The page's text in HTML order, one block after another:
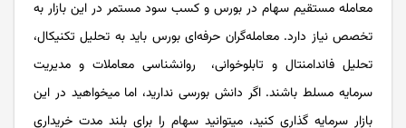
معامله مستقیم سهام در بورس و کسب سود مستمر در این بازار به
تخصص نیاز دارد. معامله‌گران حرفه‌ای بورس باید به تحلیل تکنیکال،
تحلیل فاندامنتال و تابلوخوانی، روانشناسی معاملات و مدیریت
سرمایه مسلط باشند. اگر دانش بورسی ندارید، اما میخواهید در این
بازار سرمایه گذاری کنید، میتوانید سهام را برای بلند مدت خریداری